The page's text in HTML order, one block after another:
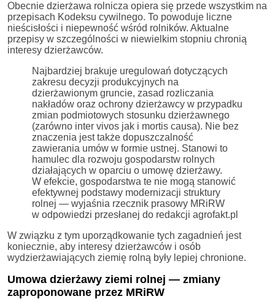
Obecnie dzierżawa rolnicza opiera się przede wszystkim na
przepisach Kodeksu cywilnego. To powoduje liczne
nieścisłości i niepewność wśród rolników. Aktualne
przepisy w szczególności w niewielkim stopniu chronią
interesy dzierżawców.
Najbardziej brakuje uregulowań dotyczących
zakresu decyzji produkcyjnych na
dzierżawionym gruncie, zasad rozliczania
nakładów oraz ochrony dzierżawcy w przypadku
zmian podmiotowych stosunku dzierżawnego
(zarówno inter vivos jak i mortis causa). Nie bez
znaczenia jest także dopuszczalność
zawierania umów w formie ustnej. Stanowi to
hamulec dla rozwoju gospodarstw rolnych
działających w oparciu o umowę dzierżawy.
W efekcie, gospodarstwa te nie mogą stanowić
efektywnej podstawy modernizacji struktury
rolnej — wyjaśnia rzecznik prasowy MRiRW
w odpowiedzi przesłanej do redakcji agrofakt.pl
W związku z tym uporządkowanie tych zagadnień jest
koniecznie, aby interesy dzierżawców i osób
wydzierżawiających ziemię rolną były lepiej chronione.
Umowa dzierżawy ziemi rolnej — zmiany
zaproponowane przez MRiRW